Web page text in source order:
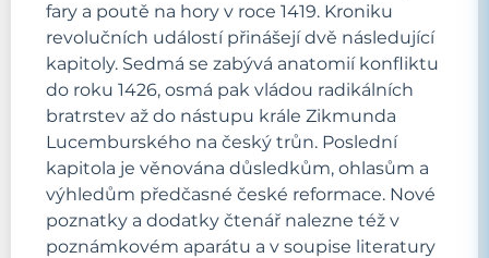
fary a poutě na hory v roce 1419. Kroniku
revolučních událostí přinášejí dvě následující
kapitoly. Sedmá se zabývá anatomií konfliktu
do roku 1426, osmá pak vládou radikálních
bratrstev až do nástupu krále Zikmunda
Lucemburského na český trůn. Poslední
kapitola je věnována důsledkům, ohlasům a
výhledům předčasné české reformace. Nové
poznatky a dodatky čtenář nalezne též v
poznámkovém aparátu a v soupise literatury